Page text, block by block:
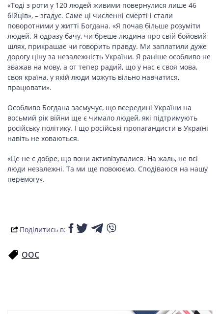
ГОТУЄМО РАЗОМ
BEAUTY
СПОРТ
LIFESTYLE
«Тоді з роти у 120 людей живими повернулися лише 46
бійців», – згадує. Саме ці численні смерті і стали
поворотними у житті Богдана. «Я почав більше розуміти
людей. Я одразу бачу, чи бреше людина про свій бойовий
шлях, прикрашає чи говорить правду. Ми заплатили дуже
дорогу ціну за незалежність України. Я раніше особливо не
зважав на мову, а от тепер радий, що у нас є своя мова,
своя країна, у якій люди можуть вільно навчатися,
працювати».
Особливо Богдана засмучує, що всередині України на
восьмий рік війни ще є чимало людей, які підтримують
російську політику. І що російські пропагандисти в Україні
навіть не ховаються.
«Це не є добре, що вони активізувалися. На жаль, не всі
люди незалежні. Та ми ще повоюємо. Сподіваюся на нашу
перемогу».
Поділитись в:
ООС